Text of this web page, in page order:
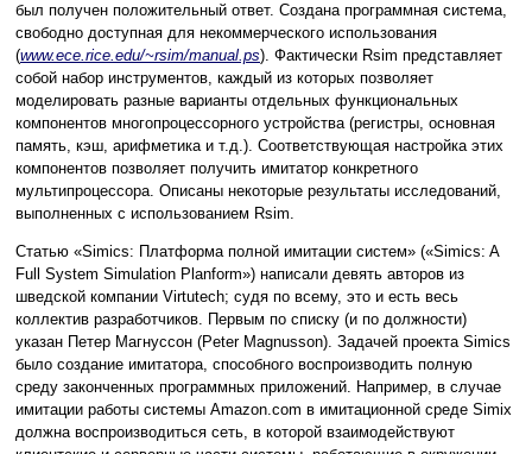
был получен положительный ответ. Создана программная система,
свободно доступная для некоммерческого использования
(www.ece.rice.edu/~rsim/manual.ps). Фактически Rsim представляет
собой набор инструментов, каждый из которых позволяет
моделировать разные варианты отдельных функциональных
компонентов многопроцессорного устройства (регистры, основная
память, кэш, арифметика и т.д.). Соответствующая настройка этих
компонентов позволяет получить имитатор конкретного
мультипроцессора. Описаны некоторые результаты исследований,
выполненных с использованием Rsim.
Статью «Simics: Платформа полной имитации систем» («Simics: A
Full System Simulation Planform») написали девять авторов из
шведской компании Virtutech; судя по всему, это и есть весь
коллектив разработчиков. Первым по списку (и по должности)
указан Петер Магнуссон (Peter Magnusson). Задачей проекта Simics
было создание имитатора, способного воспроизводить полную
среду законченных программных приложений. Например, в случае
имитации работы системы Amazon.com в имитационной среде Simix
должна воспроизводиться сеть, в которой взаимодействуют